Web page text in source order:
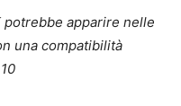
apparire nelle
una compatibilità